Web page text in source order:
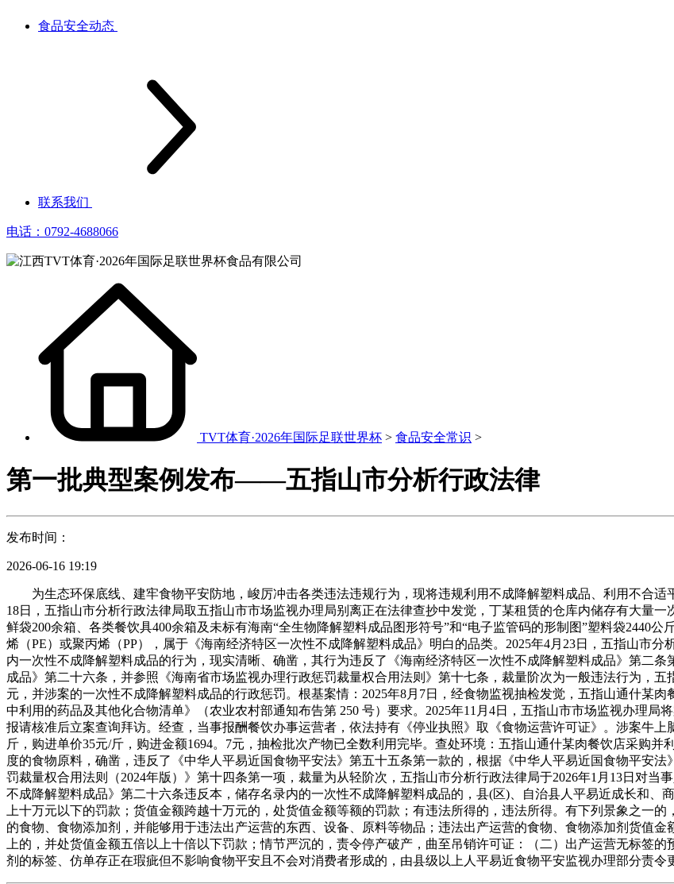
食品安全动态
联系我们
电话：0792-4688066
TVT体育·2026年国际足联世界杯 > 食品安全常识 >
第一批典型案例发布——五指山市分析行政法律
发布时间：
2026-06-16 19:19
为生态环保底线、建牢食物平安防地，峻厉冲击各类违法违规行为，现将违规利用不成降解塑料成品、利用不合适
18日，五指山市分析行政法律局取五指山市市场监视办理局别离正在法律查抄中发觉，丁某租赁的仓库内储存有大量
鲜袋200余箱、各类餐饮具400余箱及未标有海南“全生物降解塑料成品图形符号”和“电子监管码的形制图”塑料袋2440
烯（PE）或聚丙烯（PP），属于《海南经济特区一次性不成降解塑料成品》明白的品类。2025年4月23日，五指山市
内一次性不成降解塑料成品的行为，现实清晰、确凿，其行为违反了《海南经济特区一次性不成降解塑料成品》第二
成品》第二十六条，并参照《海南省市场监视办理行政惩罚裁量权合用法则》第十七条，裁量阶次为一般违法行为，
元，并涉案的一次性不成降解塑料成品的行政惩罚。根基案情：2025年8月7日，经食物监视抽检发觉，五指山通什某
中利用的药品及其他化合物清单》（农业农村部通知布告第 250 号）要求。2025年11月4日，五指山市市场监视办理局
报请核准后立案查询拜访。经查，当事报酬餐饮办事运营者，依法持有《停业执照》取《食物运营许可证》。涉案牛上
斤，购进单价35元/斤，购进金额1694。7元，抽检批次产物已全数利用完毕。查处环境：五指山通什某肉餐饮店采购
度的食物原料，确凿，违反了《中华人平易近国食物平安法》第五十五条第一款的，根据《中华人平易近国食物平安
罚裁量权合用法则（2024年版）》第十四条第一项，裁量为从轻阶次，五指山市分析行政法律局于2026年1月13日对当
不成降解塑料成品》第二十六条违反本，储存名录内的一次性不成降解塑料成品的，县(区)、自治县人平易近成长和、
上十万元以下的罚款；货值金额跨越十万元的，处货值金额等额的罚款；有违法所得的，违法所得。有下列景象之一
的食物、食物添加剂，并能够用于违法出产运营的东西、设备、原料等物品；违法出产运营的食物、食物添加剂货值
上的，并处货值金额五倍以上十倍以下罚款；情节严沉的，责令停产破产，曲至吊销许可证：（二）出产运营无标签
剂的标签、仿单存正在瑕疵但不影响食物平安且不会对消费者形成的，由县级以上人平易近食物平安监视办理部分责令